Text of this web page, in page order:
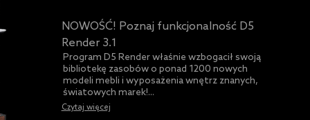
NOWOŚĆ! Poznaj funkcjonalność D5
Render 3.1
Program D5 Render właśnie wzbogacił swoją
bibliotekę zasobów o ponad 1200 nowych
modeli mebli i wyposażenia wnętrz znanych,
światowych marek!...
Czytaj więcej